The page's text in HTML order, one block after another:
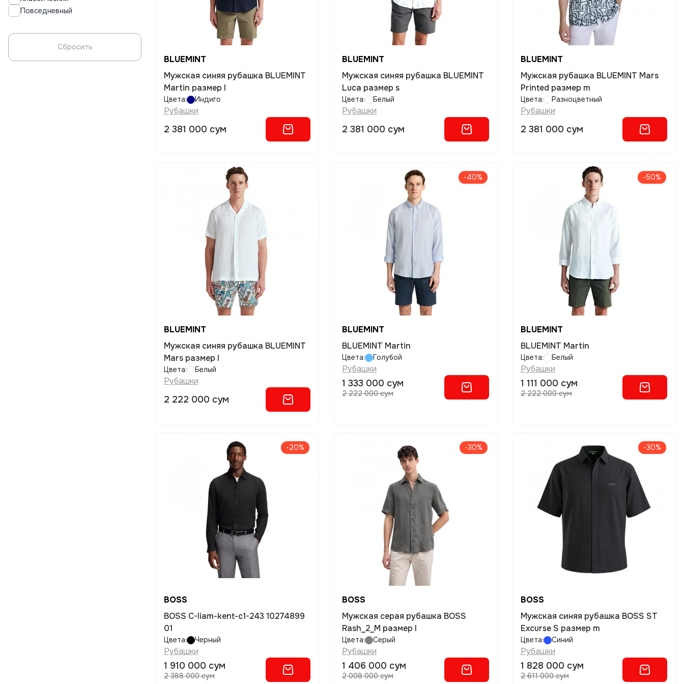
Повседневный
Сбросить
BLUEMINT
Мужская синяя рубашка BLUEMINT
Martin размер l
Цвета: Индиго
Рубашки
2 381 000 сум
BLUEMINT
Мужская синяя рубашка BLUEMINT
Luca размер s
Цвета: Белый
Рубашки
2 381 000 сум
BLUEMINT
Мужская рубашка BLUEMINT Mars
Printed размер m
Цвета: Разноцветный
Рубашки
2 381 000 сум
BLUEMINT
Мужская синяя рубашка BLUEMINT
Mars размер l
Цвета: Белый
Рубашки
2 222 000 сум
-40%
BLUEMINT
BLUEMINT Martin
Цвета: Голубой
Рубашки
1 333 000 сум
2 222 000 сум
-50%
BLUEMINT
BLUEMINT Martin
Цвета: Белый
Рубашки
1 111 000 сум
2 222 000 сум
-20%
BOSS
BOSS C-liam-kent-c1-243 10274899
01
Цвета: Черный
Рубашки
1 910 000 сум
2 388 000 сум
-30%
BOSS
Мужская серая рубашка BOSS
Rash_2_M размер l
Цвета: Серый
Рубашки
1 406 000 сум
2 008 000 сум
-30%
BOSS
Мужская синяя рубашка BOSS ST
Excurse S размер m
Цвета: Синий
Рубашки
1 828 000 сум
2 611 000 сум